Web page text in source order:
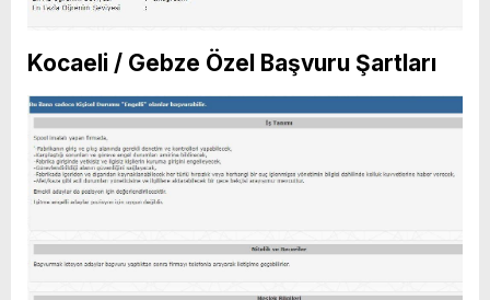
Kocaeli / Gebze Özel Başvuru Şartları